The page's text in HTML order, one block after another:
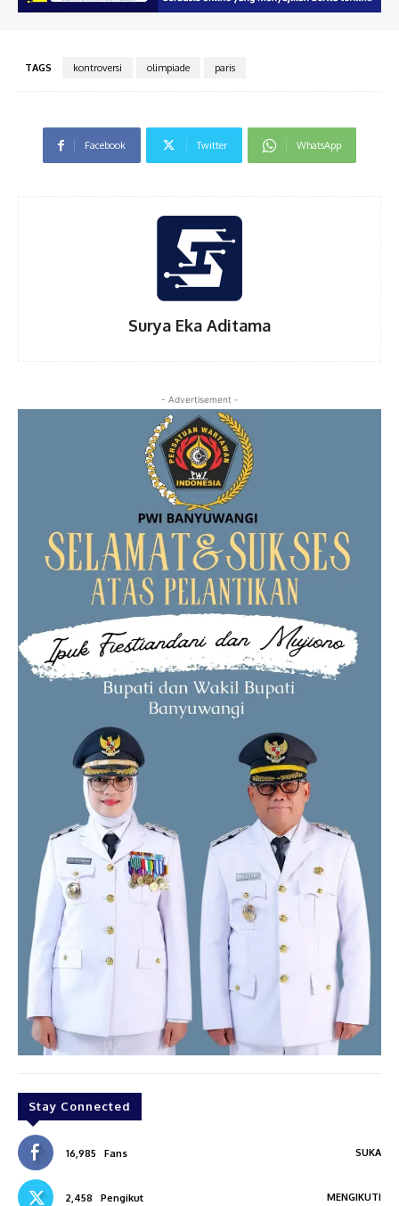
.
TAGS kontroversi olimpiade paris
Facebook Twitter WhatsApp
Surya Eka Aditama
- Advertisement -
Stay Connected
16,985 Fans SUKA
2,458 Pengikut MENGIKUTI